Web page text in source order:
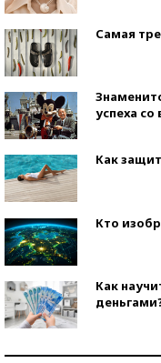
Самая
успеха
Как
Кто
Как